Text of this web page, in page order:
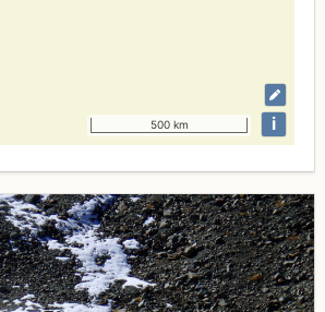
500 km i